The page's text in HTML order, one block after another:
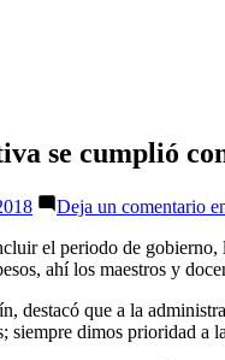
se cumplió
Deja un comentario
el periodo de
ahí los maestros y
destacó que a la
siempre dimos prioridad